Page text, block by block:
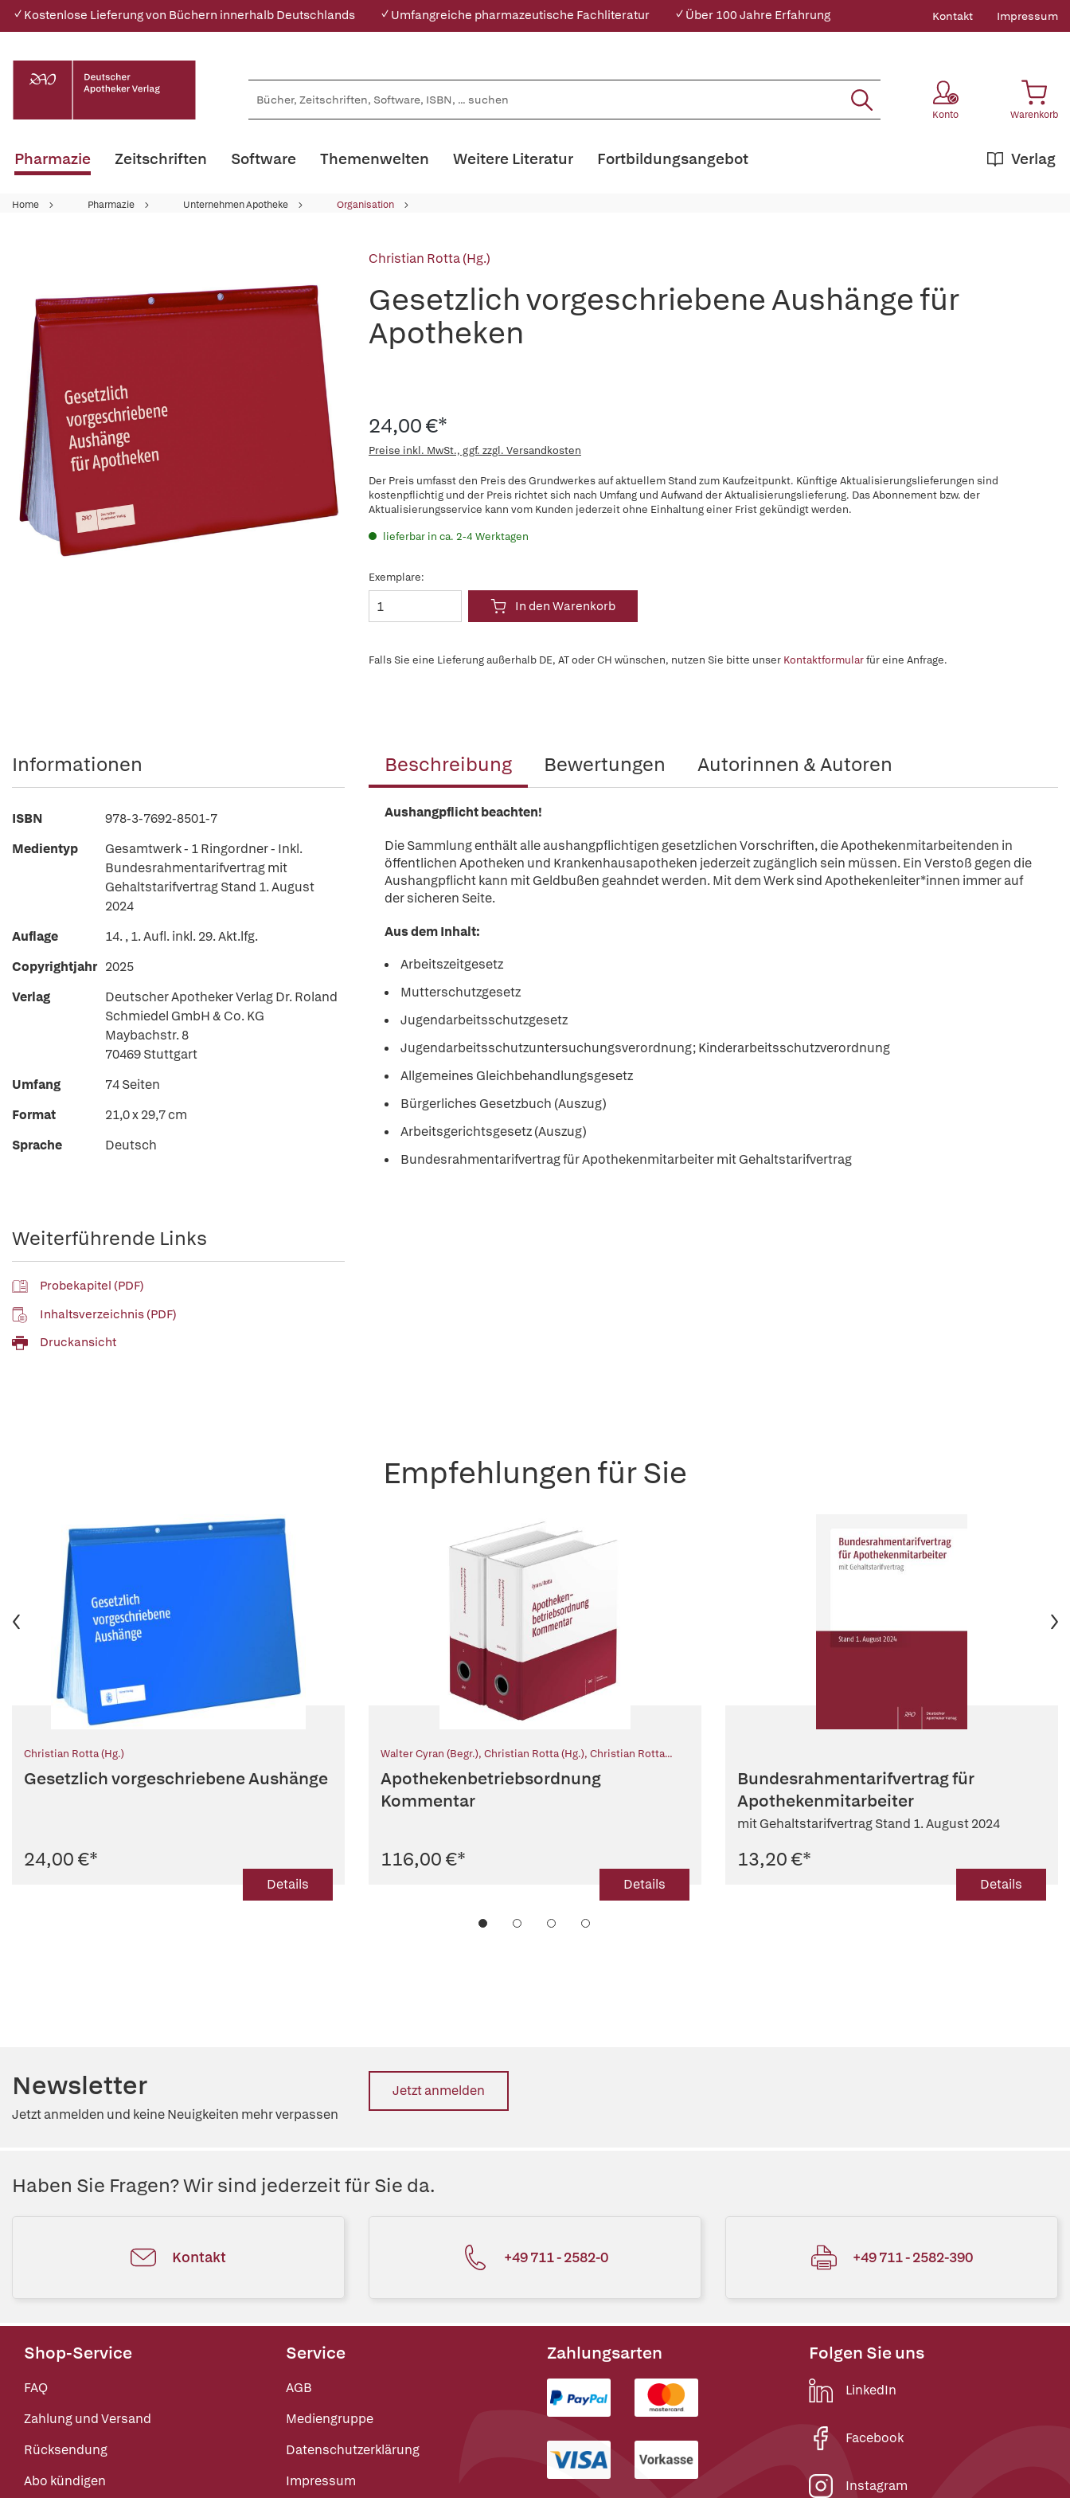
✓ Kostenlose Lieferung von Büchern innerhalb Deutschlands ✓ Umfangreiche pharmazeutische Fachliteratur ✓ Über 100 Jahre Erfahrung Kontakt Impressum
Konto Warenkorb
Pharmazie Zeitschriften Software Themenwelten Weitere Literatur Verlag
Fortbildungsangebot
Home Pharmazie Unternehmen Apotheke Organisation
Christian Rotta (Hg.)
Gesetzlich vorgeschriebene Aushänge für
Apotheken
24,00 €*
Preise inkl. MwSt., ggf. zzgl. Versandkosten
Der Preis umfasst den Preis des Grundwerkes auf aktuellem Stand zum Kaufzeitpunkt. Künftige Aktualisierungslieferungen sind
kostenpflichtig und der Preis richtet sich nach Umfang und Aufwand der Aktualisierungslieferung. Das Abonnement bzw. der
Aktualisierungsservice kann vom Kunden jederzeit ohne Einhaltung einer Frist gekündigt werden.
lieferbar in ca. 2-4 Werktagen
Exemplare:
In den Warenkorb
Falls Sie eine Lieferung außerhalb DE, AT oder CH wünschen, nutzen Sie bitte unser Kontaktformularfür eine Anfrage.
Beschreibung Bewertungen Autorinnen & Autoren
Aushangpflicht beachten!
Die Sammlung enthält alle aushangpflichtigen gesetzlichen Vorschriften, die Apothekenmitarbeitenden in
öffentlichen Apotheken und Krankenhausapotheken jederzeit zugänglich sein müssen. Ein Verstoß gegen die
Aushangpflicht kann mit Geldbußen geahndet werden. Mit dem Werk sind Apothekenleiter*innen immer auf
der sicheren Seite.
Aus dem Inhalt:
Arbeitszeitgesetz
Mutterschutzgesetz
Jugendarbeitsschutzgesetz
Jugendarbeitsschutzuntersuchungsverordnung; Kinderarbeitsschutzverordnung
Allgemeines Gleichbehandlungsgesetz
Bürgerliches Gesetzbuch (Auszug)
Arbeitsgerichtsgesetz (Auszug)
Bundesrahmentarifvertrag für Apothekenmitarbeiter mit Gehaltstarifvertrag
Informationen
ISBN
978-3-7692-8501-7
Medientyp
Gesamtwerk - 1 Ringordner - Inkl.
Bundesrahmentarifvertrag mit
Gehaltstarifvertrag Stand 1. August
2024
Auflage
14. , 1. Aufl. inkl. 29. Akt.lfg.
Copyrightjahr 2025
Verlag
Deutscher Apotheker Verlag Dr. Roland
Schmiedel GmbH & Co. KG
Maybachstr. 8
70469 Stuttgart
Umfang
74 Seiten
Format
21,0 x 29,7 cm
Sprache
Deutsch
Weiterführende Links
Probekapitel (PDF)
Inhaltsverzeichnis (PDF)
Druckansicht
Empfehlungen für Sie
Christian Rotta (Hg.)
Gesetzlich vorgeschriebene Aushänge
24,00 €*
Details
Walter Cyran (Begr.), Christian Rotta (Hg.), Christian Rotta
Timo Kieser (Bearb.),Valentin Saalfrank (Bearb.)
Ziegler (Bearb.)
Apothekenbetriebsordnung
Kommentar
116,00 €*
Details
Bundesrahmentarifvertrag für
Apothekenmitarbeiter
mit Gehaltstarifvertrag Stand 1. August 2024
13,20 €*
Details
Newsletter
Jetzt anmelden und keine Neuigkeiten mehr verpassen
Jetzt anmelden
Haben Sie Fragen? Wir sind jederzeit für Sie da.
Kontakt +49 711 - 2582-0 +49 711 - 2582-390
Shop-Service
FAQ
Zahlung und Versand
Rücksendung
Abo kündigen
Service
AGB
Mediengruppe
Datenschutzerklärung
Impressum
Zahlungsarten Folgen Sie uns
LinkedIn
Facebook
Instagram